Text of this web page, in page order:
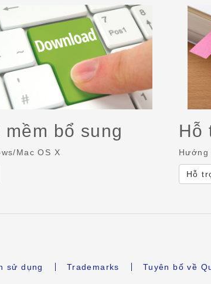
mềm bổ sung
Mac OS X
Hỗ
Hỗ
sử dụng Trademarks Tuyên bố về